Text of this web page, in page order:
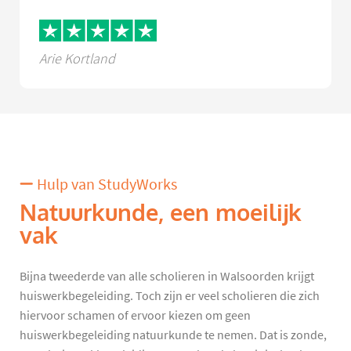
Arie Kortland
Hulp van StudyWorks
Natuurkunde, een moeilijk
vak
Bijna tweederde van alle scholieren in Walsoorden krijgt
huiswerkbegeleiding. Toch zijn er veel scholieren die zich
hiervoor schamen of ervoor kiezen om geen
huiswerkbegeleiding natuurkunde te nemen. Dat is zonde,